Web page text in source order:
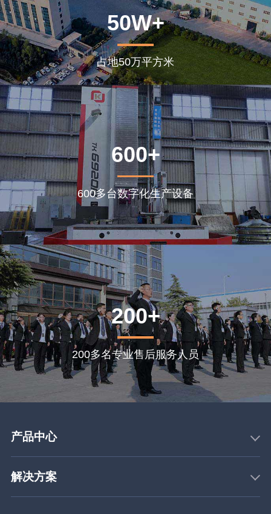
50W+
占地50万平方米
600+
600多台数字化生产设备
200+
200多名专业售后服务人员
产品中心
解决方案